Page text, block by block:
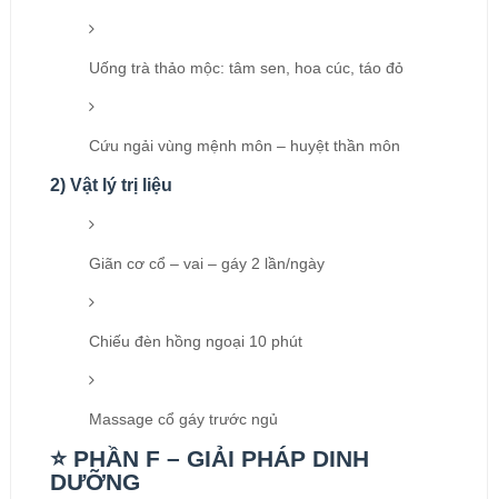
Uống trà thảo mộc: tâm sen, hoa cúc, táo đỏ
Cứu ngải vùng mệnh môn – huyệt thần môn
2) Vật lý trị liệu
Giãn cơ cổ – vai – gáy 2 lần/ngày
Chiếu đèn hồng ngoại 10 phút
Massage cổ gáy trước ngủ
⭐ PHẦN F – GIẢI PHÁP DINH
DƯỠNG